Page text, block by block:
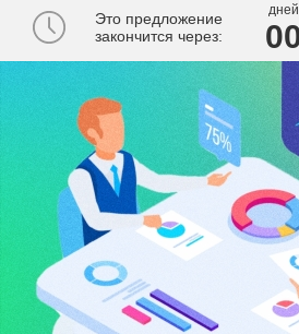
Это предложение
закончится через:
дней